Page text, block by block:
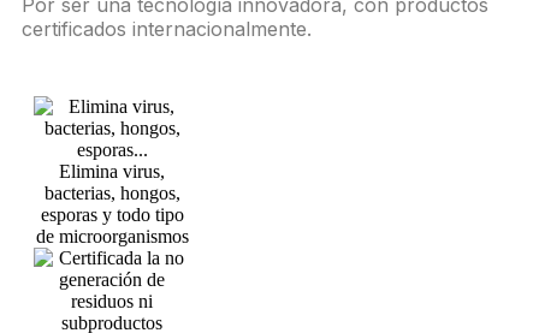
Por ser una tecnología innovadora, con productos
certificados internacionalmente.
Elimina virus,
bacterias, hongos,
esporas y todo tipo
de microorganismos